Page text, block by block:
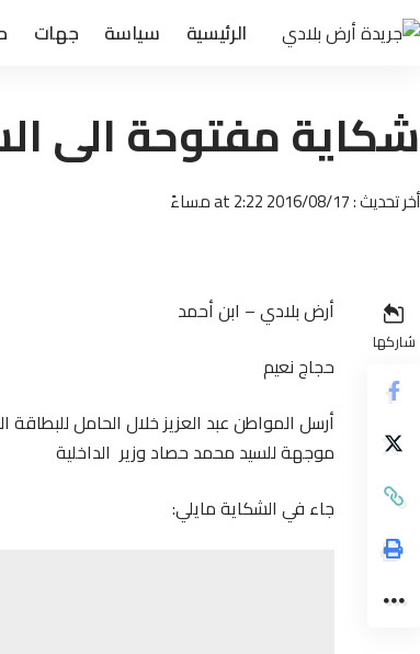
الرئيسية سياسة جهات
شكاية مفتوحة الى
أخر تحديث : 2016/08/17 at 2:22 مساءً
شاركها
أرض بلادي – ابن أحمد
حجاج نعيم
موجهة للسيد محمد حصاد وزير الداخلية
جاء في الشكاية مايلي: